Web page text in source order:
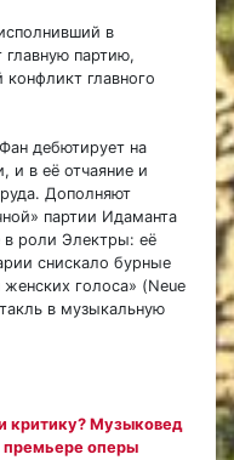
в
главную партию,
главного
дебютирует на
и в её отчаяние и
Дополняют
партии Идаманта
в роли Электры: её
снискало бурные
голоса» (Neue
в музыкальную
критику? Музыковед
премьере оперы